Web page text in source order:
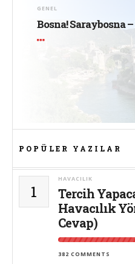
GENEL
Bosna! Saraybosna
POPÜLER YAZILAR
1
HAVACILIK
Tercih
Havacılık
Cevap)
382 COMMENTS